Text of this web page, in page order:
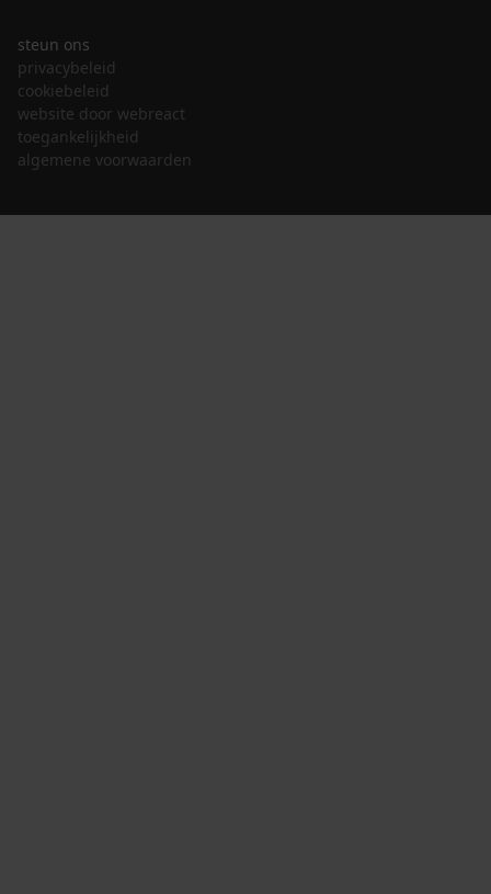
steun ons
privacybeleid
cookiebeleid
website door webreact
toegankelijkheid
algemene voorwaarden